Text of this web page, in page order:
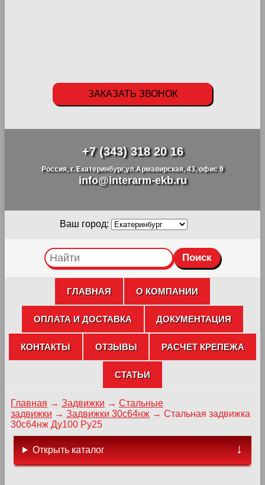
+7 (343) 318 20 16
Россия, г. Екатеринбург,ул.Армавирская, 43, офис 9
info@interarm-ekb.ru
ЗАКАЗАТЬ ЗВОНОК
Ваш город:
ГЛАВНАЯ О КОМПАНИИ
ОПЛАТА И ДОСТАВКА ДОКУМЕНТАЦИЯ
КОНТАКТЫ ОТЗЫВЫ РАСЧЕТ КРЕПЕЖА
СТАТЬИ
Главная → Задвижки → Стальные
задвижки → Задвижки 30с64нж → Стальная задвижка
30с64нж Ду100 Ру25
Открыть каталог